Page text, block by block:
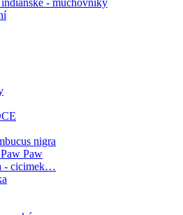
- muchovníky
nigra
Paw
- cicimek…